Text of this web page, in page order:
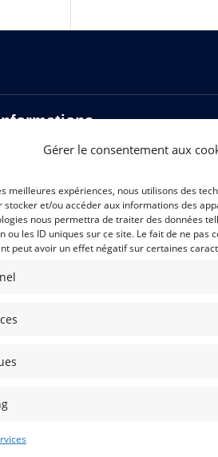
Gérer le consentement aux
meilleures expériences, nous utilisons des
stocker et/ou accéder aux informations des
nous permettra de traiter des données
ou les ID uniques sur ce site. Le fait de ne pas
peut avoir un effet négatif sur certaines
Qualiopi
et situation de handicap
légales
des cookies
intérieur
générales de vente